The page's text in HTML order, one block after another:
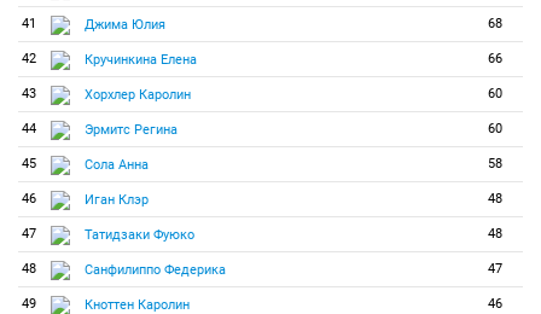
41 Джима Юлия 68
42 Кручинкина Елена 66
43 Хорхлер Каролин 60
44 Эрмитс Регина 60
45 Сола Анна 58
46 Иган Клэр 48
47 Татидзаки Фуюко 48
48 Санфилиппо Федерика 47
49 Кноттен Каролин 46